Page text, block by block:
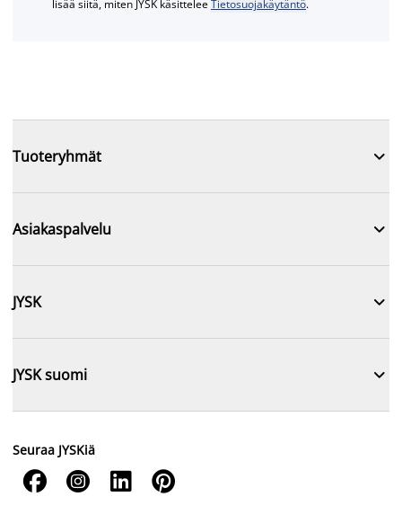
lisää siitä, miten JYSK käsitteleeTietosuojakäytäntö.
Tuoteryhmät 
Asiakaspalvelu 
JYSK 
JYSK suomi 
Seuraa JYSKiä
   